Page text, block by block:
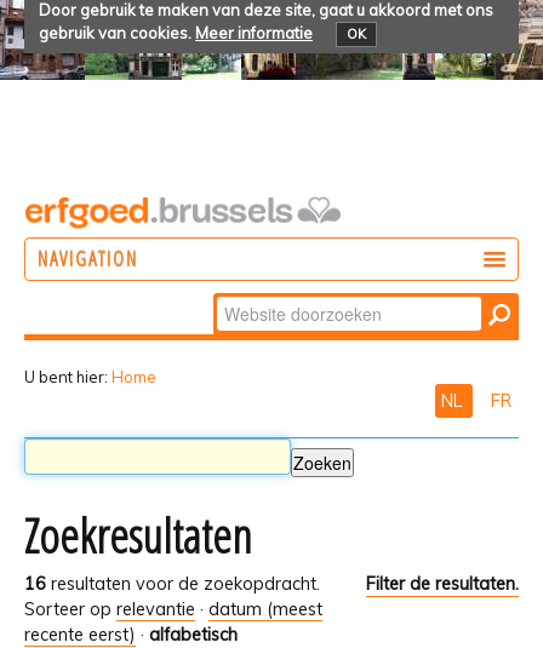
Door gebruik te maken van deze site, gaat u akkoord met ons
gebruik van cookies. Meer informatie OK
NAVIGATION
Zoek
Geavanceerd
U bent hier: Home
NL FR
Zoekresultaten
16 resultaten voor de zoekopdracht.
Filter de resultaten.
Sorteer op relevantie · datum (meest
recente eerst) · alfabetisch